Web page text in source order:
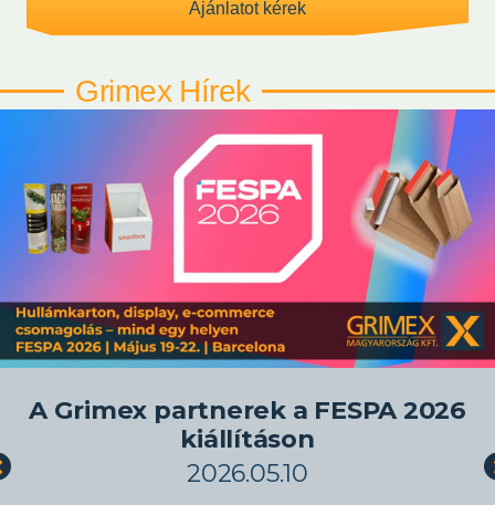
Grimex Hírek
A Grimex partnerek a FESPA 2026
kiállításon
2026.05.10